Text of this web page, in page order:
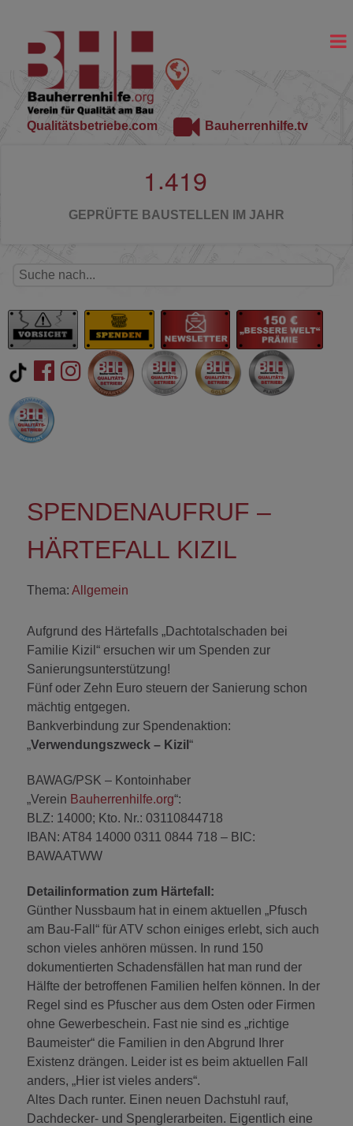
Qualitätsbetriebe.com Bauherrenhilfe.tv
1 .419
GEPRÜFTE BAUSTELLEN IM JAHR
SPENDENAUFRUF –
HÄRTEFALL KIZIL
Thema: Allgemein
Aufgrund des Härtefalls „Dachtotalschaden bei
Familie Kizil“ ersuchen wir um Spenden zur
Sanierungsunterstützung!
Fünf oder Zehn Euro steuern der Sanierung schon
mächtig entgegen.
Bankverbindung zur Spendenaktion:
„Verwendungszweck – Kizil “
BAWAG/PSK – Kontoinhaber
„Verein Bauherrenhilfe.org“:
BLZ: 14000; Kto. Nr.: 03110844718
IBAN: AT84 14000 0311 0844 718 – BIC:
BAWAATWW
Detailinformation zum Härtefall:
Günther Nussbaum hat in einem aktuellen „Pfusch
am Bau-Fall“ für ATV schon einiges erlebt, sich auch
schon vieles anhören müssen. In rund 150
dokumentierten Schadensfällen hat man rund der
Hälfte der betroffenen Familien helfen können. In der
Regel sind es Pfuscher aus dem Osten oder Firmen
ohne Gewerbeschein. Fast nie sind es „richtige
Baumeister“ die Familien in den Abgrund Ihrer
Existenz drängen. Leider ist es beim aktuellen Fall
anders, „Hier ist vieles anders“.
Altes Dach runter. Einen neuen Dachstuhl rauf,
Dachdecker- und Spenglerarbeiten. Eigentlich eine